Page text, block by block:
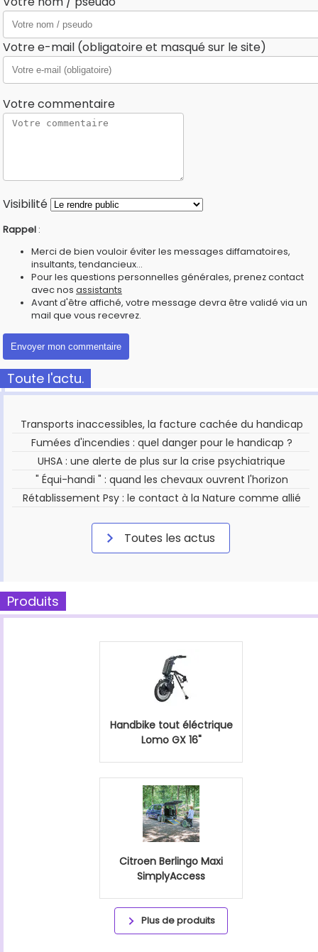
Votre e-mail (obligatoire et masqué sur le site)
Votre commentaire
Visibilité
Rappel :
Merci de bien vouloir éviter les messages diffamatoires,
insultants, tendancieux...
Pour les questions personnelles générales, prenez contact
avec nos assistants
Avant d'être affiché, votre message devra être validé via un
mail que vous recevrez.
Toute l'actu.
Transports inaccessibles, la facture cachée du handicap
Fumées d'incendies : quel danger pour le handicap ?
UHSA : une alerte de plus sur la crise psychiatrique
" Équi-handi " : quand les chevaux ouvrent l'horizon
Rétablissement Psy : le contact à la Nature comme allié
Toutes les actus
Produits
Handbike tout éléctrique
Lomo GX 16"
Citroen Berlingo Maxi
SimplyAccess
Plus de produits